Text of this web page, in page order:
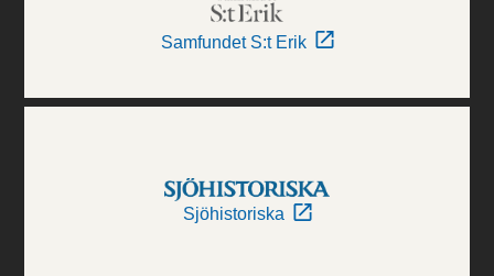
Samfundet S:t Erik
Sjöhistoriska